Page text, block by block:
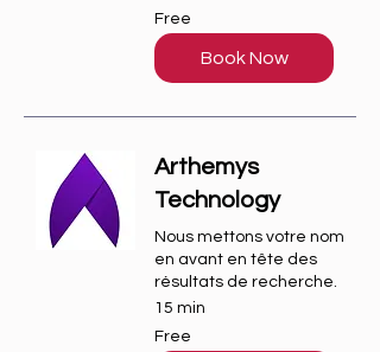
Free
Free
Book Now
Arthemys
Technology
Nous mettons votre nom
en avant en tête des
résultats de recherche.
15 min
Free
Free